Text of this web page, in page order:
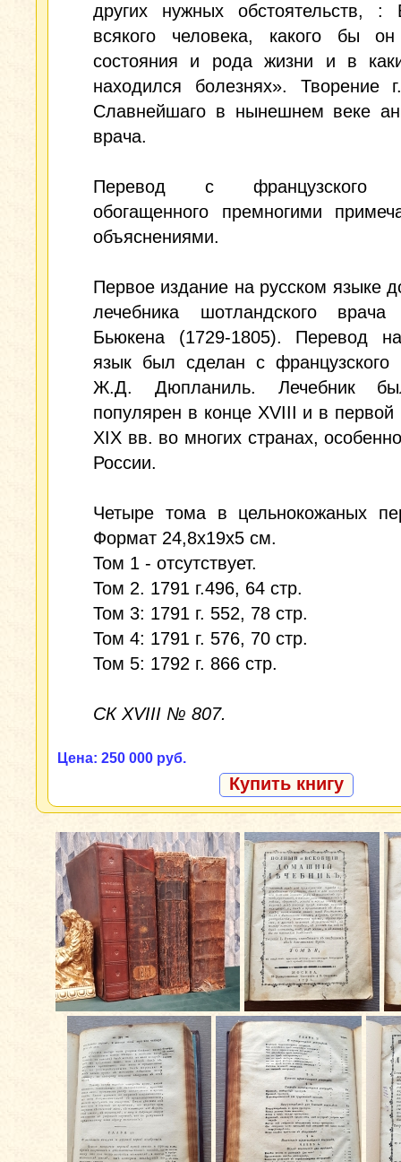
других нужных обстоятельств, :
всякого человека, какого бы
состояния и рода жизни и в
находился болезнях». Творение
Славнейшаго в нынешнем веке
врача.
Перевод с французского
обогащенного премногими
объяснениями.
Первое издание на русском языке
лечебника шотландского врача
Бьюкена (1729-1805). Перевод
язык был сделан с французского
Ж.Д. Дюпланиль. Лечебник
популярен в конце XVIII и в первой
XIX вв. во многих странах,
России.
Четыре тома в цельнокожаных
Формат 24,8х19х5 см.
Том 1 - отсутствует.
Том 2. 1791 г.496, 64 стр.
Том 3: 1791 г. 552, 78 стр.
Том 4: 1791 г. 576, 70 стр.
Том 5: 1792 г. 866 стр.
СК XVIII № 807.
Цена: 250 000 руб.
Купить книгу